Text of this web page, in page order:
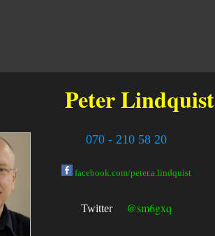
Peter Lindquist
070 - 210 58 20
facebook.com/peter.a.lindquist
Twitter @sm6gxq